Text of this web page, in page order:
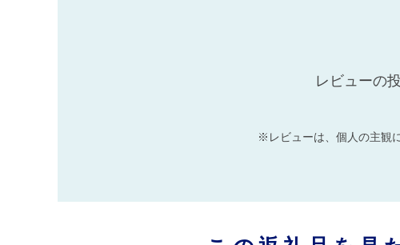
レビューの
※レビューは、個人の主観